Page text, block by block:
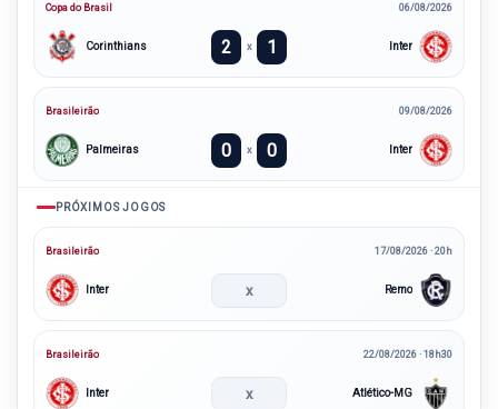
Copa do Brasil 06/08/2026
Corinthians 2 x 1 Inter
Brasileirão 09/08/2026
Palmeiras 0 x 0 Inter
PRÓXIMOS JOGOS
Brasileirão 17/08/2026 · 20h
Inter x Remo
Brasileirão 22/08/2026 · 18h30
Inter x Atlético-MG